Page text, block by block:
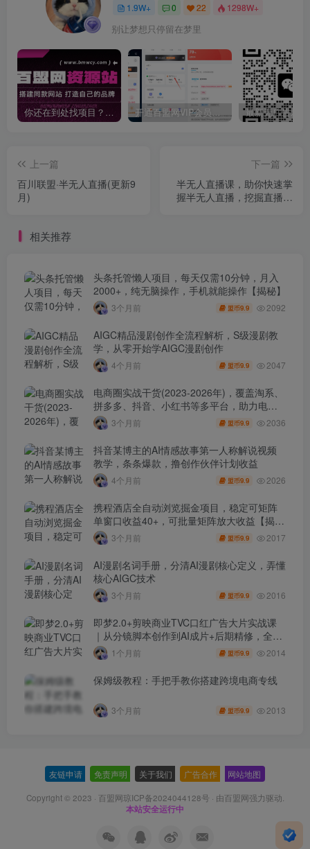
1.9W+ 0 22 1298W+
别让梦想只停留在梦里
你还在到处找项目？还在当韭菜？我靠卖项目一个月收入5万+，曾经我也是个失败者。 开通百盟网VIP会员，尊享全站资源免费下载，享70%的推广提成！！【限时五折优惠】
上一篇
百川联盟·半无人直播(更新9
月)
下一篇
半无人直播课，助你快速掌
握半无人直播，挖掘直播带
相关推荐
头条托管懒人项目，每天仅需10分钟，月入
2000+，纯无脑操作，手机就能操作【揭秘】
3个月前 盟币9.9 2092
AIGC精品漫剧创作全流程解析，S级漫剧教
学，从零开始学AIGC漫剧创作
4个月前 盟币9.9 2047
电商圈实战干货(2023-2026年)，覆盖淘系、
拼多多、抖音、小红书等多平台，助力电商
人避开坑、提效率、稳盈利(更新4月)
3个月前 盟币9.9 2036
抖音某博主的AI情感故事第一人称解说视频
教学，条条爆款，撸创作伙伴计划收益
4个月前 盟币9.9 2026
携程酒店全自动浏览掘金项目，稳定可矩阵
单窗口收益40+，可批量矩阵放大收益【揭
秘】3个月前 盟币9.9 2017
AI漫剧名词手册，分清AI漫剧核心定义，弄懂
核心AIGC技术
3个月前 盟币9.9 2016
即梦2.0+剪映商业TVC口红广告大片实战课
｜从分镜脚本创作到AI成片+后期精修，全流
程打造品牌级产品广告
1个月前 盟币9.9 2014
保姆级教程：手把手教你搭建跨境电商专线
3个月前 盟币9.9 2013
友链申请 免责声明 关于我们 广告合作 网站地图
Copyright © 2023 · 百盟网琼ICP备2024044128号 · 由百盟网强力驱动.
本站安全运行中